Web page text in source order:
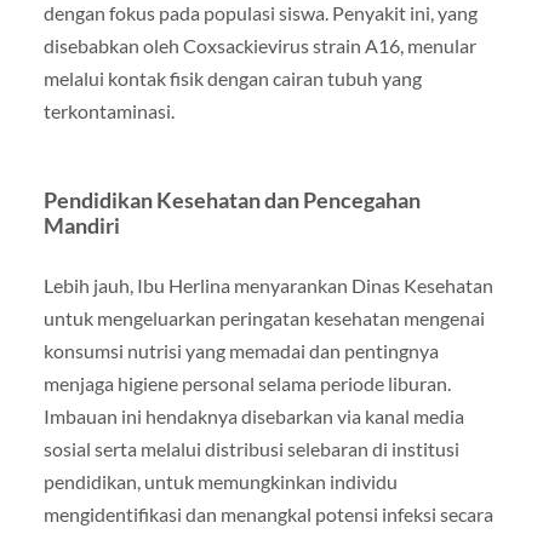
dengan fokus pada populasi siswa. Penyakit ini, yang
disebabkan oleh Coxsackievirus strain A16, menular
melalui kontak fisik dengan cairan tubuh yang
terkontaminasi.
Pendidikan Kesehatan dan Pencegahan
Mandiri
Lebih jauh, Ibu Herlina menyarankan Dinas Kesehatan
untuk mengeluarkan peringatan kesehatan mengenai
konsumsi nutrisi yang memadai dan pentingnya
menjaga higiene personal selama periode liburan.
Imbauan ini hendaknya disebarkan via kanal media
sosial serta melalui distribusi selebaran di institusi
pendidikan, untuk memungkinkan individu
mengidentifikasi dan menangkal potensi infeksi secara